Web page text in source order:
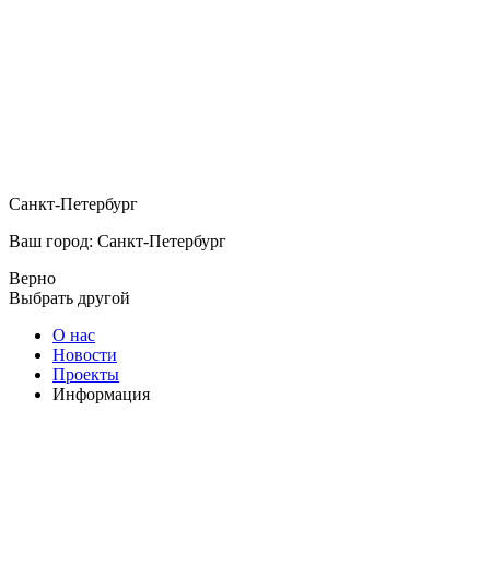
Санкт-Петербург
Ваш город: Санкт-Петербург
Верно
Выбрать другой
О нас
Новости
Проекты
Информация